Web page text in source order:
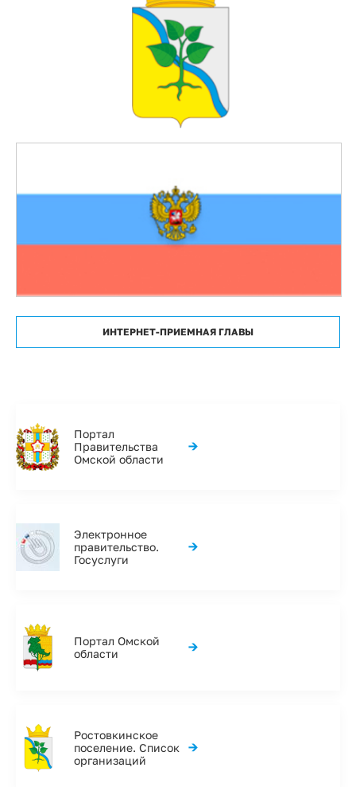
ИНТЕРНЕТ-ПРИЕМНАЯ ГЛАВЫ
Портал
Правительства
Омской области
→
Электронное
правительство.
Госуслуги
→
Портал Омской
области
→
Ростовкинское
поселение. Список
организаций
→